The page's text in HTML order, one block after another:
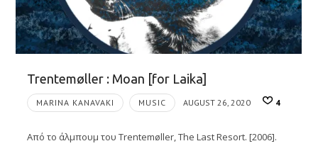
Trentemøller : Moan [for Laika]
MARINA KANAVAKI MUSIC AUGUST 26, 2020 4
Από το άλμπουμ του Trentemøller, The Last Resort. [2006].